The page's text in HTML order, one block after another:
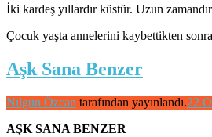
İki kardeş yıllardır küstür. Uzun
Çocuk yaşta annelerini kaybettikten
Aşk Sana Benzer
Nilgün Özcan tarafından yayınlandı.22
AŞK SANA BENZER